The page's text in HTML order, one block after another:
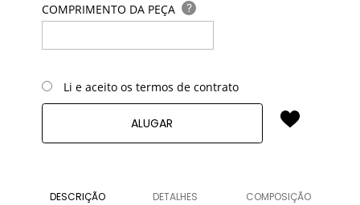
COMPRIMENTO DA PEÇA ?
Li e aceito os termos de contrato
ALUGAR
DESCRIÇÃO DETALHES COMPOSIÇÃO